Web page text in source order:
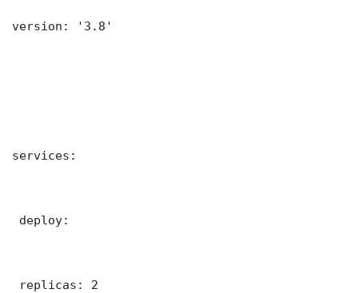
version: '3.8'
services:
deploy:
replicas: 2